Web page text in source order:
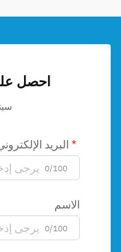
احصل
البريد
0/100
الاسم
0/100